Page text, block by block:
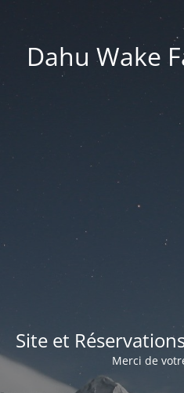
Dahu Wake
Site et
Merci de